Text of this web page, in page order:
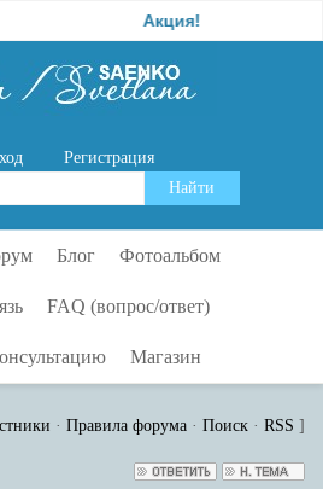
Акция!
Регистрация
Блог Фотоальбом
FAQ (вопрос/ответ)
Магазин
· Правила форума · Поиск · RSS ]